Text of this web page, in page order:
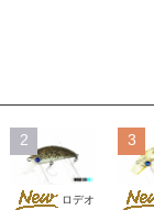
2
ロデオ
3